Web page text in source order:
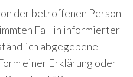
der betroffenen Person
Fall in informierter
abgegebene
einer Erklärung oder